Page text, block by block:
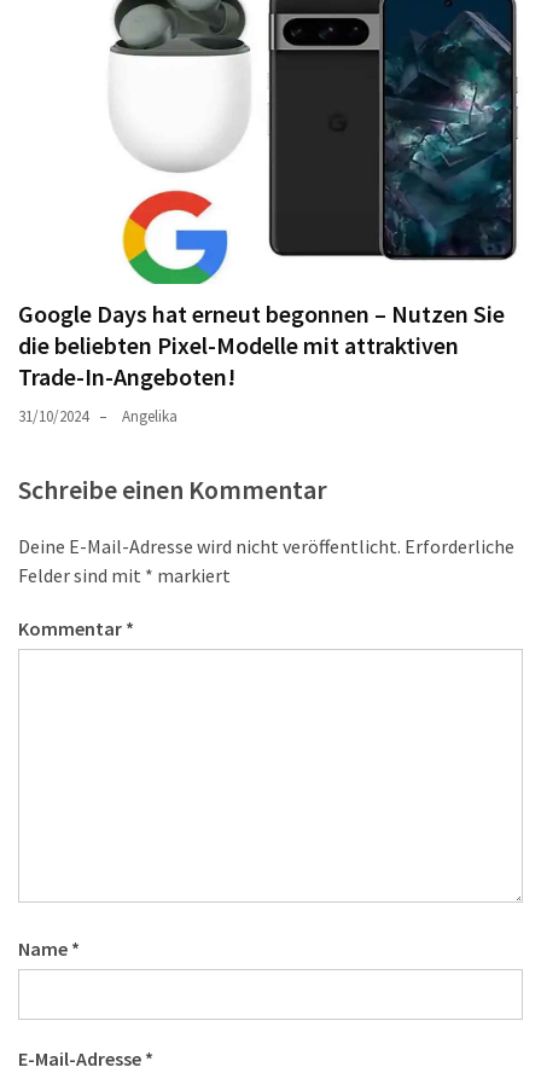
Google Days hat erneut begonnen – Nutzen Sie
die beliebten Pixel-Modelle mit attraktiven
Trade-In-Angeboten!
31/10/2024 Angelika
Schreibe einen Kommentar
Deine E-Mail-Adresse wird nicht veröffentlicht. Erforderliche
Felder sind mit * markiert
Kommentar *
Name *
E-Mail-Adresse *